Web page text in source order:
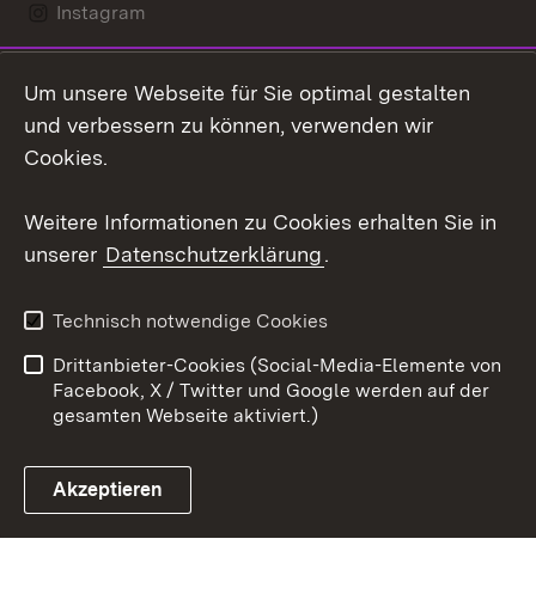
Instagram
Mastodon
Youtube
Link zum Landesportal
Kontakt
Datenschutz
Barrierefreiheit
Impressum Cookies
Um unsere Webseite für Sie optimal gestalten
und verbessern zu können, verwenden wir
Cookies.
Weitere Informationen zu Cookies erhalten Sie in
unserer Datenschutzerklärung.
Technisch notwendige Cookies
Drittanbieter-Cookies (Social-Media-Elemente von
Facebook, X / Twitter und Google werden auf der
gesamten Webseite aktiviert.)
Akzeptieren